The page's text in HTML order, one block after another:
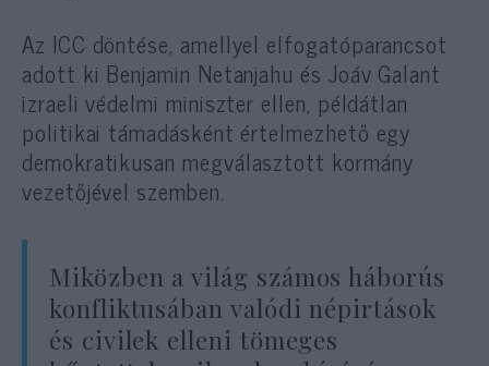
Az ICC döntése, amellyel elfogatóparancsot
adott ki Benjamin Netanjahu és Joáv Galant
izraeli védelmi miniszter ellen, példátlan
politikai támadásként értelmezhető egy
demokratikusan megválasztott kormány
vezetőjével szemben.
Miközben a világ számos háborús
konfliktusában valódi népirtások
és civilek elleni tömeges